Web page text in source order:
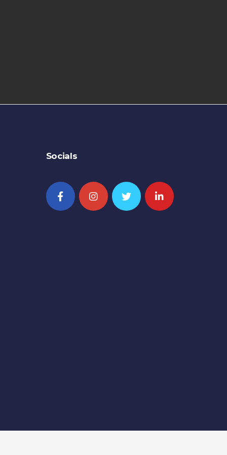
Socials